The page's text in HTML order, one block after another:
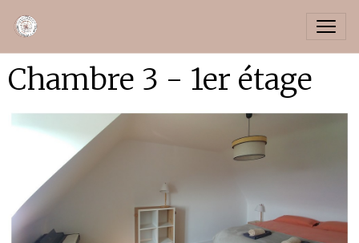
Chambre 3 - 1er étage